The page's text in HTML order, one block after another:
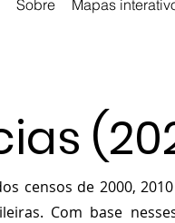
Sobre Mapas
censos de 2000,
Com base